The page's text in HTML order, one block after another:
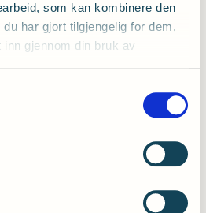
som kan kombinere den
har gjort tilgjengelig for dem,
gjennom din bruk av
for unge
skape åpenhet om det å
for å bedre
for forebygging av